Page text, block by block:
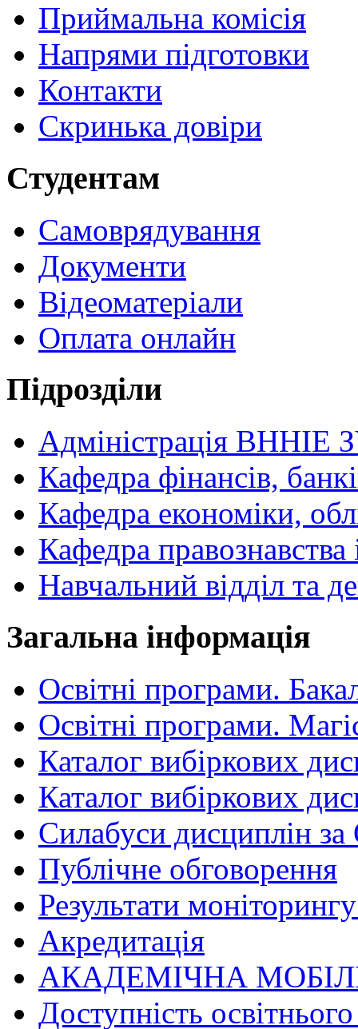
Приймальна комісія
Напрями підготовки
Контакти
Скринька довіри
Студентам
Самоврядування
Документи
Відеоматеріали
Оплата онлайн
Підрозділи
Адміністрація ВННІЕ
Кафедра фінансів,
Кафедра економіки,
Кафедра
Навчальний відділ та
Загальна інформація
Освітні програми.
Освітні програми.
Каталог вибіркових
Каталог вибіркових
Силабуси дисциплін
Публічне обговорення
Результати
Акредитація
АКАДЕМІЧНА
Доступність